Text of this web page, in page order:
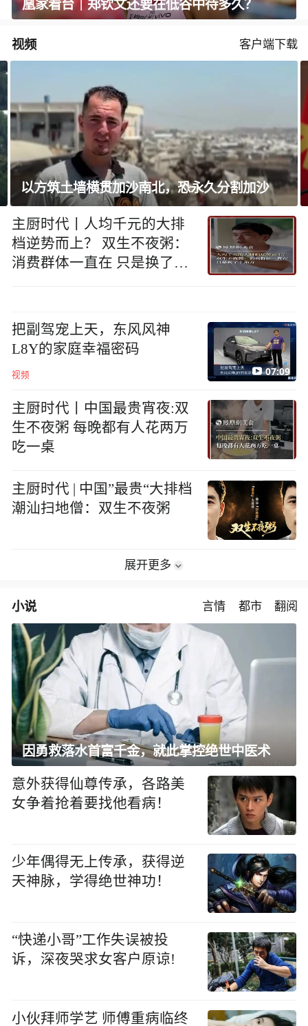
视频 客户端下载
以方筑土墙横贯加沙南北，恐永久分割加沙
主厨时代丨人均千元的大排
档逆势而上？ 双生不夜粥：
消费群体一直在 只是换了个
把副驾宠上天，东风风神
L8Y的家庭幸福密码
视频 07:09
主厨时代丨中国最贵宵夜:双
生不夜粥 每晚都有人花两万
吃一桌
主厨时代 | 中国”最贵“大排档
潮汕扫地僧：双生不夜粥
展开更多
小说 言情 都市 翻阅
因勇救落水首富千金，就此掌控绝世中医术
意外获得仙尊传承，各路美
女争着抢着要找他看病！
少年偶得无上传承，获得逆
天神脉，学得绝世神功！
“快递小哥”工作失误被投
诉，深夜哭求女客户原谅!
小伙拜师学艺 师傅重病临终